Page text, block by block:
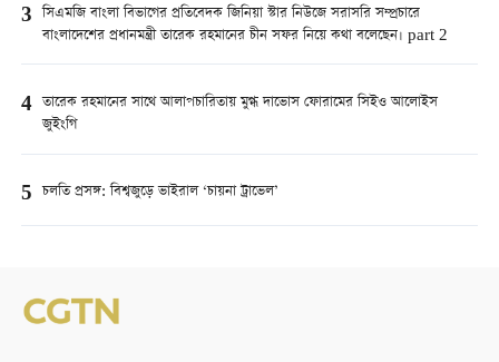
3 সিএমজি বাংলা বিভাগের প্রতিবেদক জিনিয়া স্টার নিউজে সরাসরি সম্প্রচারে
বাংলাদেশের প্রধানমন্ত্রী তারেক রহমানের চীন সফর নিয়ে কথা বলেছেন। part 2
4 তারেক রহমানের সাথে আলাপচারিতায় মুগ্ধ দাভোস ফোরামের সিইও আলোইস
জুইংগি
5 চলতি প্রসঙ্গ: বিশ্বজুড়ে ভাইরাল ‘চায়না ট্রাভেল’